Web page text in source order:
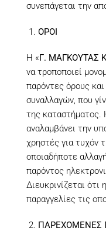
συνεπάγεται την
ΟΡΟΙ
Η «Γ. ΜΑΓΚΟΥΤΑΣ
να τροποποιεί
παρόντες όρους
συναλλαγών, που
της καταστήματος.
αναλαμβάνει την
χρηστές για τυχόν
οποιαδήποτε
παρόντος
Διευκρινίζεται
παραγγελίες τις
ΠΑΡΕΧΟΜΕΝΕΣ